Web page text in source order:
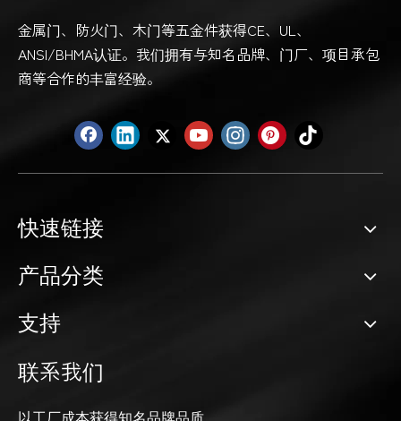
金属门、防火门、木门等五金件获得CE、UL、
ANSI/BHMA认证。我们拥有与知名品牌、门厂、项目承包
商等合作的丰富经验。
快速链接
产品分类
支持
联系我们